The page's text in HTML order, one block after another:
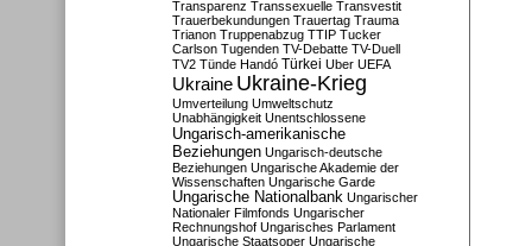
Transparenz Transsexuelle Transvestit
Trauerbekundungen Trauertag Trauma
Trianon Truppenabzug TTIP Tucker
Carlson Tugenden TV-Debatte TV-Duell
TV2 Tünde Handó Türkei Uber UEFA
Ukraine Ukraine-Krieg
Umverteilung Umweltschutz
Unabhängigkeit Unentschlossene
Ungarisch-amerikanische
Beziehungen Ungarisch-deutsche
Beziehungen Ungarische Akademie der
Wissenschaften Ungarische Garde
Ungarische Nationalbank Ungarischer
Nationaler Filmfonds Ungarischer
Rechnungshof Ungarisches Parlament
Ungarische Staatsoper Ungarische